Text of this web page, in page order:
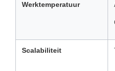
Werktemperatuur
Scalabiliteit